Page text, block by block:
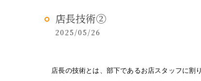
店長技術②
2025/05/26
店長の技術とは、部下であるお店スタッフに割